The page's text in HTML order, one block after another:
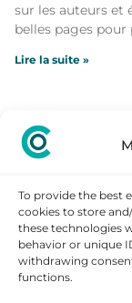
To provide the best
cookies to store
these technologies
behavior or unique
withdrawing
functions.
sur les auteurs et
belles pages pour
Lire la suite »
STAY